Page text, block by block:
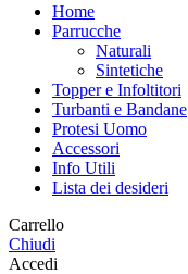
Home
Parrucche
Naturali
Sintetiche
Topper e Infoltitori
Turbanti e Bandane
Protesi Uomo
Accessori
Info Utili
Lista dei desideri
Carrello
Chiudi
Accedi